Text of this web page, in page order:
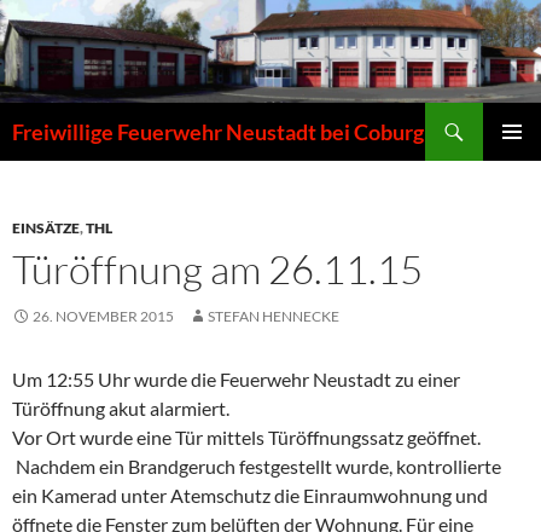
Zum
Inhalt
springen
Freiwillige Feuerwehr Neustadt bei Coburg
EINSÄTZE,THL
Türöffnung am 26.11.15
26. NOVEMBER 2015 STEFAN HENNECKE
Um 12:55 Uhr wurde die Feuerwehr Neustadt zu einer
Türöffnung akut alarmiert.
Vor Ort wurde eine Tür mittels Türöffnungssatz geöffnet.
Nachdem ein Brandgeruch festgestellt wurde, kontrollierte
ein Kamerad unter Atemschutz die Einraumwohnung und
öffnete die Fenster zum belüften der Wohnung. Für eine